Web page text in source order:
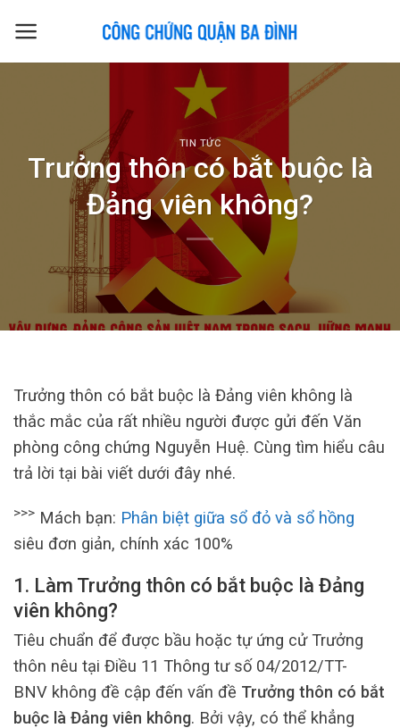
TIN TỨC
Trưởng thôn có bắt buộc là
Đảng viên không?
Trưởng thôn có bắt buộc là Đảng viên không là
thắc mắc của rất nhiều người được gửi đến Văn
phòng công chứng Nguyễn Huệ. Cùng tìm hiểu câu
trả lời tại bài viết dưới đây nhé.
>>> Mách bạn: Phân biệt giữa sổ đỏ và sổ hồng
siêu đơn giản, chính xác 100%
1. Làm Trưởng thôn có bắt buộc là Đảng
viên không?
Tiêu chuẩn để được bầu hoặc tự ứng cử Trưởng
thôn nêu tại Điều 11 Thông tư số 04/2012/TT-
BNV không đề cập đến vấn đề Trưởng thôn có bắt
buộc là Đảng viên không. Bởi vậy, có thể khẳng